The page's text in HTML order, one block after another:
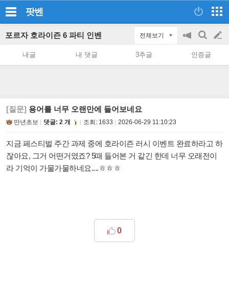
팟벤
포르자 호라이즌 6 파티 인벤 전체보기
공
on/off
검
색
글
쓰
내글 내 댓글 3추글 인증글
[질문] 용어를 너무 오랜만에 들어보네요
만년초보 댓글: 2 개 조회: 1633 2026-06-29 11:10:23
지금 페스티벌 주간 과제 중에 호라이즌 러시 이벤트 완료하라고 하
잖아요, 그거 어떤거였죠? 5때 들어본 거 같긴 한데 너무 오래전이
라 기억이 가물가물하네요....ㅎㅎㅎ
0